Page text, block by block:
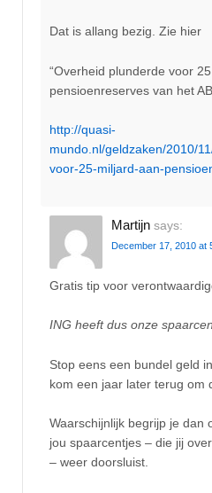
Dat is allang bezig. Zie hier
“Overheid plunderde voor
pensioenreserves van het
http://quasi-
mundo.nl/geldzaken/2010/
voor-25-miljard-aan-
Martijn says:
December 17, 2010 at
Gratis tip voor
ING heeft dus onze
Stop eens een bundel geld
kom een jaar later terug om
Waarschijnlijk begrijp je dan
jou spaarcentjes – die jij
– weer doorsluist.